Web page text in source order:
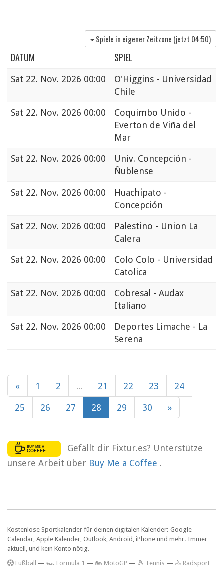
Spiele in eigener Zeitzone (jetzt 04:50)
DATUM SPIEL
Sat 22. Nov. 2026 00:00
O'Higgins - Universidad
Chile
Sat 22. Nov. 2026 00:00
Coquimbo Unido -
Everton de Viña del
Mar
Sat 22. Nov. 2026 00:00
Univ. Concepción -
Ñublense
Sat 22. Nov. 2026 00:00
Huachipato -
Concepción
Sat 22. Nov. 2026 00:00
Palestino - Union La
Calera
Sat 22. Nov. 2026 00:00
Colo Colo - Universidad
Catolica
Sat 22. Nov. 2026 00:00
Cobresal - Audax
Italiano
Sat 22. Nov. 2026 00:00
Deportes Limache - La
Serena
« 1 2 ... 21 22 23 24
25 26 27 28 29 30 »
Gefällt dir Fixtur.es? Unterstütze
unsere Arbeit über Buy Me a Coffee .
Kostenlose Sportkalender für deinen digitalen Kalender: Google
Calendar, Apple Kalender, Outlook, Android, iPhone und mehr. Immer
aktuell, und kein Konto nötig.
Fußball — 🏎️ Formula 1 — 🏍 MotoGP — 🎾 Tennis — 🚴 Radsport